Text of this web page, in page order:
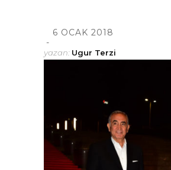
6 OCAK 2018
yazan: Ugur Terzi